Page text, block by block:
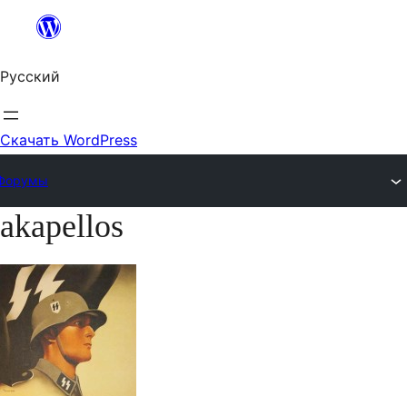
Перейти
содержимому
Русский
Скачать WordPress
Перейти
содержимому
akapellos